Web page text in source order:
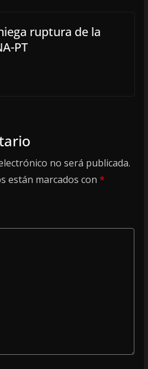
ruptura de la
PT
no será publicada.
están marcados con *